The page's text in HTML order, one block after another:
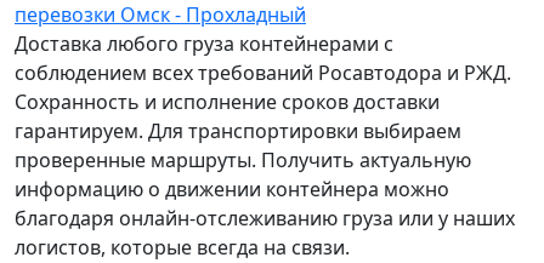
перевозки Омск - Прохладный
Доставка любого груза контейнерами с
соблюдением всех требований Росавтодора и РЖД.
Сохранность и исполнение сроков доставки
гарантируем. Для транспортировки выбираем
проверенные маршруты. Получить актуальную
информацию о движении контейнера можно
благодаря онлайн-отслеживанию груза или у наших
логистов, которые всегда на связи.